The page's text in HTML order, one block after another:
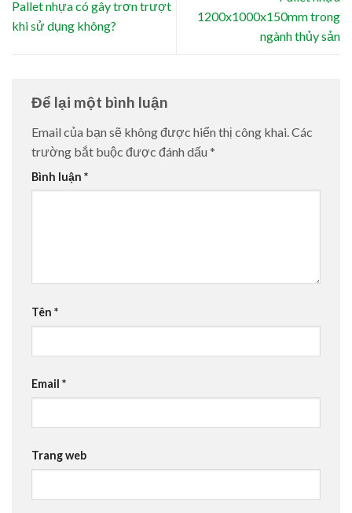
Pallet nhựa có gây trơn trượt
khi sử dụng không?
1200x1000x150mm trong
ngành thủy sản
Để lại một bình luận
Email của bạn sẽ không được hiển thị công khai. Các
trường bắt buộc được đánh dấu *
Bình luận *
Tên *
Email *
Trang web